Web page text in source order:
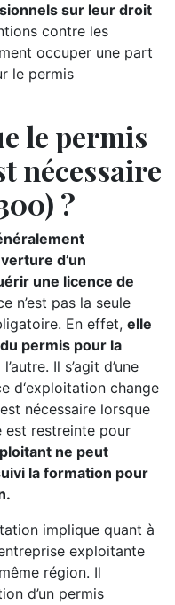
sur leur droit
contre les
occuper une part
le permis
le permis
nécessaire
?
d’un
une licence de
n’est pas la seule
En effet, elle
permis pour la
Il s’agit d’une
d‘exploitation change
nécessaire lorsque
est restreinte pour
ne peut
la formation pour
implique quant à
exploitante
région. Il
d’un permis